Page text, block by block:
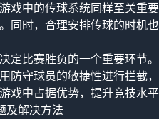
戏中的传球系统同样至关重
同时，合理安排传球的时机
定比赛胜负的一个重要环节
防守球员的敏捷性进行拦截
戏中占据优势，提升竞技水
及解决方法